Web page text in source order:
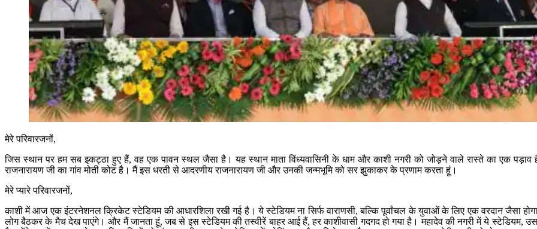
मेरे परिवारजनों,
जिस स्थान पर हम सब इकट्ठा हुए हैं, वह एक पावन स्थल जैसा है। यह स्थान माता विंध्यवासिनी के धाम और काशी नगरी को जोड़ने वाले रास्ते का एक
राजनारायण जी का गांव मोती कोट है। मैं इस धरती से आदरणीय राजनारायण जी और उनकी जन्मभूमि को सर झुकाकर के प्रणाम करता हूं।
मेरे प्यारे परिवारजनों,
काशी में आज एक इंटरनेशनल क्रिकेट स्टेडियम की आधारशिला रखी गई है। ये स्टेडियम ना सिर्फ वाराणसी, बल्कि पूर्वांचल के युवाओं के लिए एक वरदान जैसा
लोग बैठकर के मैच देख पाएंगे। और मैं जानता हूं, जब से इस स्टेडियम की तस्वीरें बाहर आई हैं, हर काशीवासी गदगद हो गया है। महादेव की नगरी में ये स्टेडियम,